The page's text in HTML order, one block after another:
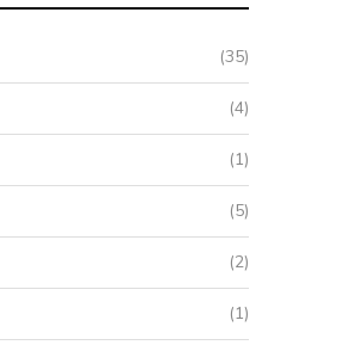
(35)
(4)
(1)
(5)
(2)
(1)